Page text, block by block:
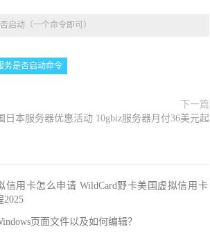
启动（一个命令即可）
务是否启动命令
下一篇
日本服务器优惠活动 10gbiz服务器月付36美元起
信用卡怎么申请 WildCard野卡美国虚拟信用卡
2025
页面文件以及如何编辑？